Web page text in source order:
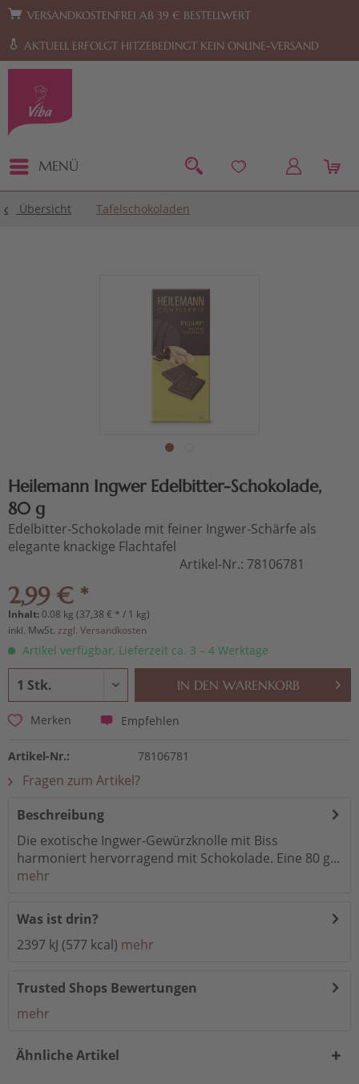
Zur Hauptnavigation springen Zum Footer springen
VERSANDKOSTENFREI AB 39 € BESTELLWERT
AKTUELL ERFOLGT HITZEBEDINGT KEIN ONLINE-VERSAND
MENÜ
Übersicht Tafelschokoladen
Heilemann Ingwer Edelbitter-Schokolade,
80 g
Edelbitter-Schokolade mit feiner Ingwer-Schärfe als
elegante knackige Flachtafel
Artikel-Nr.: 78106781
2,99 € *
Inhalt:0.08 kg (37,38 € * / 1 kg)
inkl. MwSt. zzgl. Versandkosten
Artikel verfügbar, Lieferzeit ca. 3 – 4 Werktage
IN DEN WARENKORB
Merken Empfehlen
Artikel-Nr.: 78106781
Fragen zum Artikel?
Beschreibung
Die exotische Ingwer-Gewürzknolle mit Biss
harmoniert hervorragend mit Schokolade. Eine 80 g...
mehr
Was ist drin?
2397 kJ (577 kcal) mehr
Trusted Shops Bewertungen
mehr
Ähnliche Artikel